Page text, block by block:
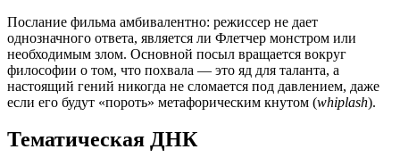
Послание фильма амбивалентно: режиссер не дает
однозначного ответа, является ли Флетчер монстром или
необходимым злом. Основной посыл вращается вокруг
философии о том, что похвала — это яд для таланта, а
настоящий гений никогда не сломается под давлением, даже
если его будут «пороть» метафорическим кнутом (whiplash).
Тематическая ДНК